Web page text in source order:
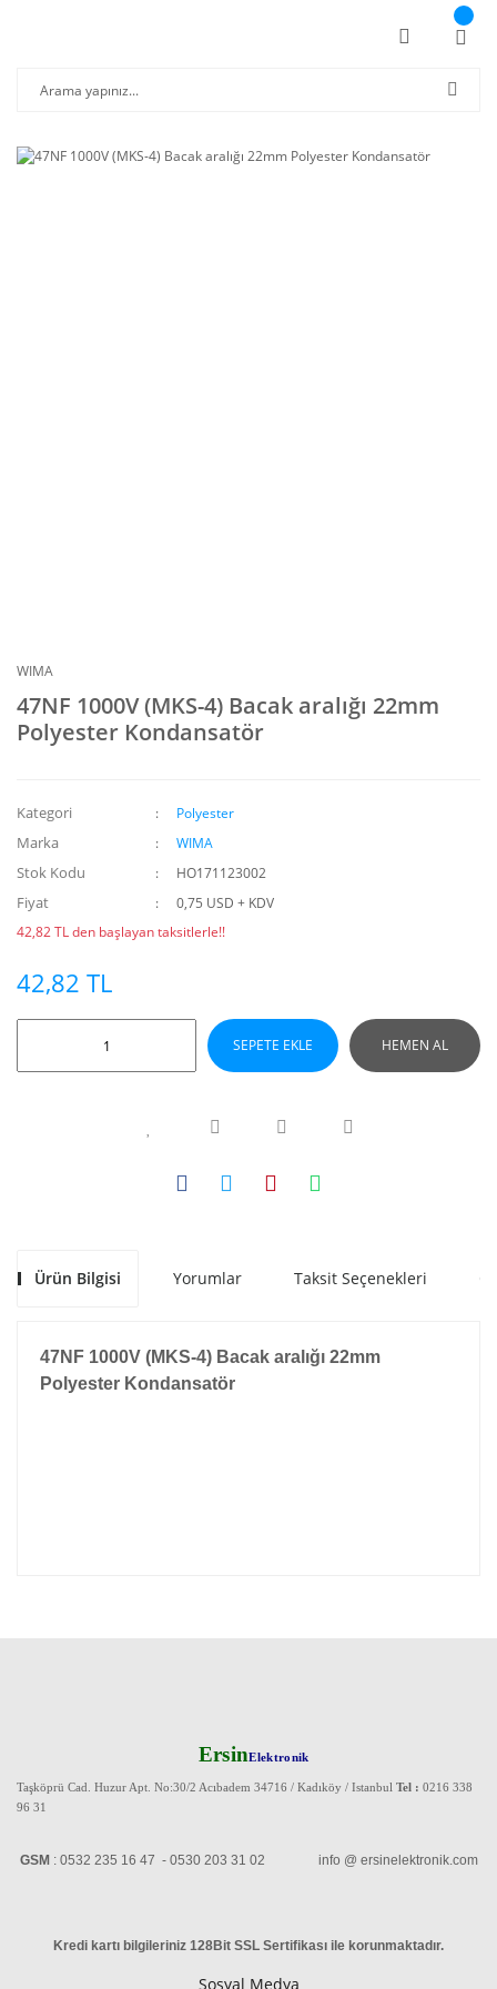
WIMA
47NF 1000V (MKS-4) Bacak aralığı 22mm
Polyester Kondansatör
Kategori Polyester
Marka WIMA
Stok Kodu HO171123002
Fiyat
0,75 USD + KDV
42,82 TL den başlayan taksitlerle!!
42,82 TL
SEPETE EKLE HEMEN AL
Ürün Bilgisi Yorumlar Taksit Seçenekleri
47NF 1000V (MKS-4) Bacak aralığı 22mm
Polyester Kondansatör
ErsinElektronik
Taşköprü Cad. Huzur Apt. No:30/2 Acıbadem 34716 / Kadıköy / Istanbul Tel : 0216 338
96 31
GSM : 0532 235 16 47 - 0530 203 31 02 info @ ersinelektronik.com
Kredi kartı bilgileriniz 128Bit SSL Sertifikası ile korunmaktadır.
Sosyal Medya